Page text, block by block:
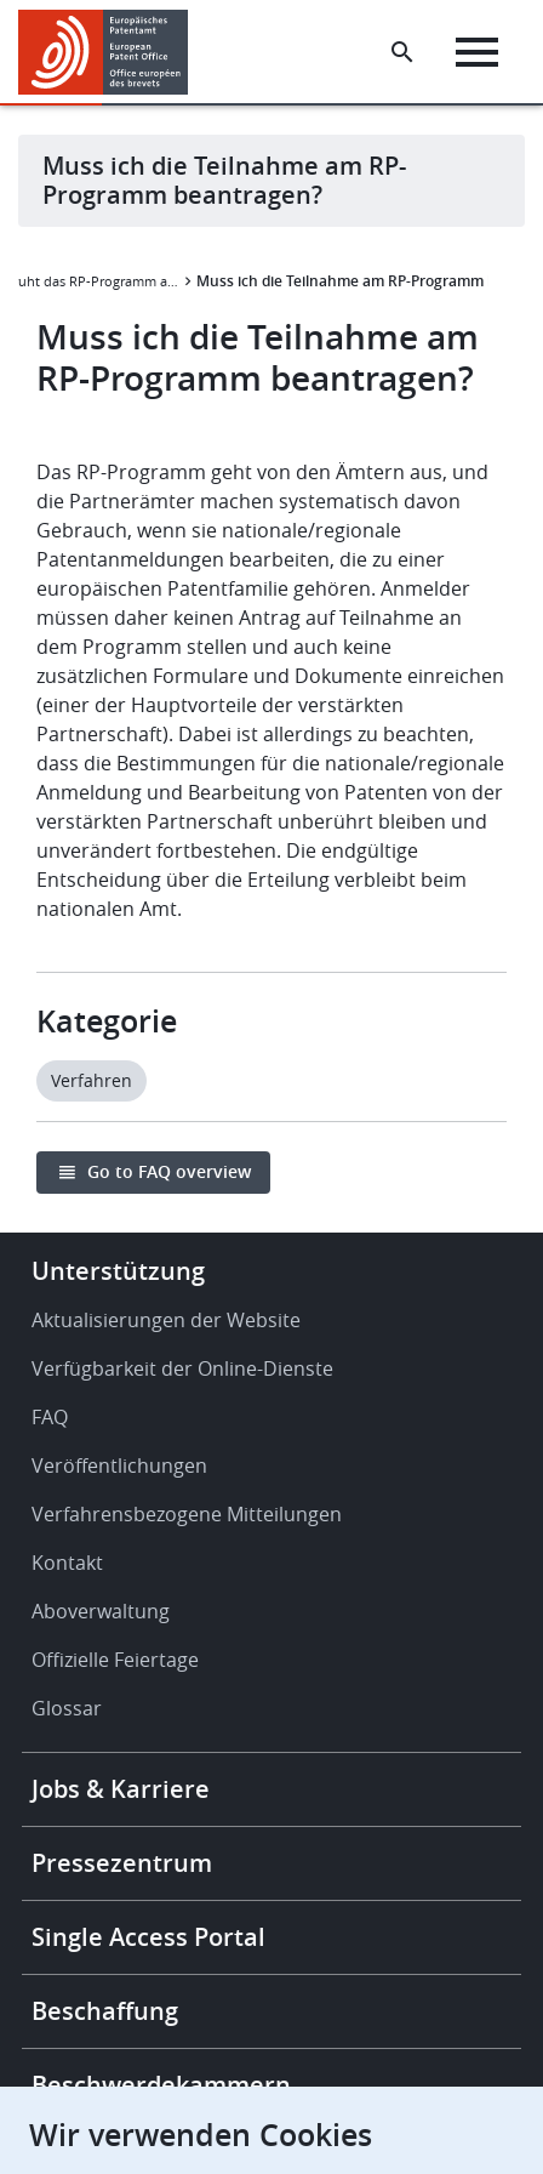
Skip
main
content
Skip
footer
Muss ich die Teilnahme am RP-
Programm beantragen?
Beruht das RP-Programm auf einem bestimmten Verfahren? Muss ich die Teilnahme am RP-Programm
Muss ich die Teilnahme am
RP-Programm beantragen?
Das RP-Programm geht von den Ämtern aus, und
die Partnerämter machen systematisch davon
Gebrauch, wenn sie nationale/regionale
Patentanmeldungen bearbeiten, die zu einer
europäischen Patentfamilie gehören. Anmelder
müssen daher keinen Antrag auf Teilnahme an
dem Programm stellen und auch keine
zusätzlichen Formulare und Dokumente einreichen
(einer der Hauptvorteile der verstärkten
Partnerschaft). Dabei ist allerdings zu beachten,
dass die Bestimmungen für die nationale/regionale
Anmeldung und Bearbeitung von Patenten von der
verstärkten Partnerschaft unberührt bleiben und
unverändert fortbestehen. Die endgültige
Entscheidung über die Erteilung verbleibt beim
nationalen Amt.
Kategorie
Verfahren
Go to FAQ overview
Footer
Service
support
Unterstützung
Aktualisierungen der Website
Verfügbarkeit der Online-Dienste
FAQ
Veröffentlichungen
Verfahrensbezogene Mitteilungen
Kontakt
Aboverwaltung
Offizielle Feiertage
Glossar
More
links
Jobs & Karriere
Pressezentrum
Single Access Portal
Beschaffung
Beschwerdekammern
Wir verwenden Cookies